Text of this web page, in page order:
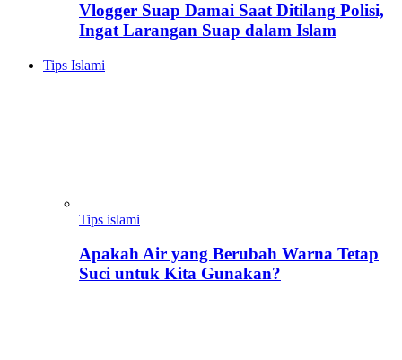
Vlogger Suap Damai Saat Ditilang Polisi,
Ingat Larangan Suap dalam Islam
Tips Islami
Tips islami
Apakah Air yang Berubah Warna Tetap
Suci untuk Kita Gunakan?